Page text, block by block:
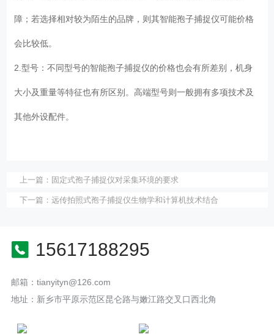
障；若选择相对较为陌生的品牌，则其智能孢子捕捉仪可能价格
会比较低。
2.型号：不同型号的智能孢子捕捉仪的价格也会有所差别，机身
大小及重量等特征也有所区别。高端型号则一般拥有多项技术及
其他外设配件。
上一篇： 固定式孢子捕捉仪对采集环境的要求
下一篇： 远传拍照式孢子捕捉仪生物学和计算机技术结合
15617188295
邮箱：tianyityn@126.com
地址：新乡市平原示范区昆仑路与嫩江路交叉口西北角